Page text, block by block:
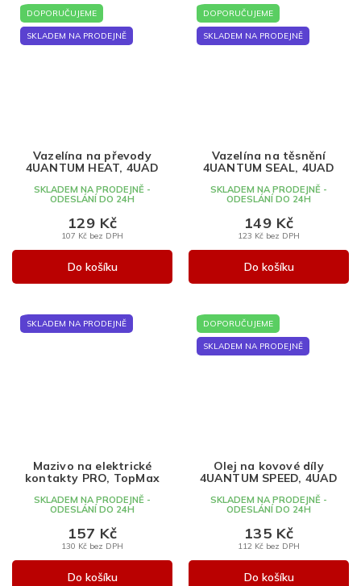
DOPORUČUJEME
SKLADEM NA PRODEJNĚ
Vazelína na převody
4UANTUM HEAT, 4UAD
SKLADEM NA PRODEJNĚ -
ODESLÁNÍ DO 24H
107 Kč bez DPH
129 Kč
Do košíku
DOPORUČUJEME
SKLADEM NA PRODEJNĚ
Vazelína na těsnění
4UANTUM SEAL, 4UAD
SKLADEM NA PRODEJNĚ -
ODESLÁNÍ DO 24H
123 Kč bez DPH
149 Kč
Do košíku
SKLADEM NA PRODEJNĚ
Mazivo na elektrické
kontakty PRO, TopMax
SKLADEM NA PRODEJNĚ -
ODESLÁNÍ DO 24H
130 Kč bez DPH
157 Kč
Do košíku
DOPORUČUJEME
SKLADEM NA PRODEJNĚ
Olej na kovové díly
4UANTUM SPEED, 4UAD
SKLADEM NA PRODEJNĚ -
ODESLÁNÍ DO 24H
112 Kč bez DPH
135 Kč
Do košíku